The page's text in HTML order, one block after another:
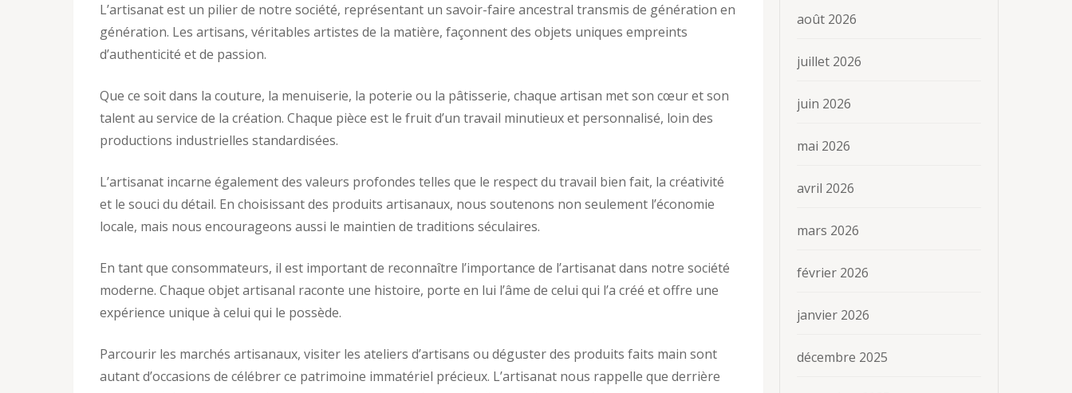
L’artisanat est un pilier de notre société, représentant un savoir-faire ancestral transmis de génération en
génération. Les artisans, véritables artistes de la matière, façonnent des objets uniques empreints
d’authenticité et de passion.
Que ce soit dans la couture, la menuiserie, la poterie ou la pâtisserie, chaque artisan met son cœur et son
talent au service de la création. Chaque pièce est le fruit d’un travail minutieux et personnalisé, loin des
productions industrielles standardisées.
L’artisanat incarne également des valeurs profondes telles que le respect du travail bien fait, la créativité
et le souci du détail. En choisissant des produits artisanaux, nous soutenons non seulement l’économie
locale, mais nous encourageons aussi le maintien de traditions séculaires.
En tant que consommateurs, il est important de reconnaître l’importance de l’artisanat dans notre société
moderne. Chaque objet artisanal raconte une histoire, porte en lui l’âme de celui qui l’a créé et offre une
expérience unique à celui qui le possède.
Parcourir les marchés artisanaux, visiter les ateliers d’artisans ou déguster des produits faits main sont
autant d’occasions de célébrer ce patrimoine immatériel précieux. L’artisanat nous rappelle que derrière
août 2026
juillet 2026
juin 2026
mai 2026
avril 2026
mars 2026
février 2026
janvier 2026
décembre 2025